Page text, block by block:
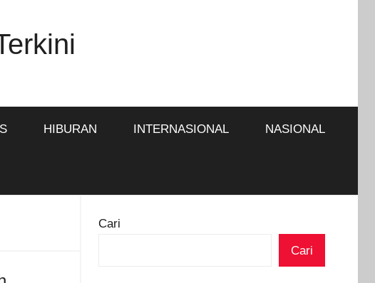
HIBURAN INTERNASIONAL NASIONAL
Cari
Cari